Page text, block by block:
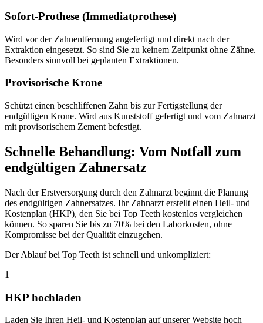
Sofort-Prothese (Immediatprothese)
Wird vor der Zahnentfernung angefertigt und direkt nach der
Extraktion eingesetzt. So sind Sie zu keinem Zeitpunkt ohne Zähne.
Besonders sinnvoll bei geplanten Extraktionen.
Provisorische Krone
Schützt einen beschliffenen Zahn bis zur Fertigstellung der
endgültigen Krone. Wird aus Kunststoff gefertigt und vom Zahnarzt
mit provisorischem Zement befestigt.
Schnelle Behandlung: Vom Notfall zum
endgültigen Zahnersatz
Nach der Erstversorgung durch den Zahnarzt beginnt die Planung
des endgültigen Zahnersatzes. Ihr Zahnarzt erstellt einen Heil- und
Kostenplan (HKP), den Sie bei Top Teeth kostenlos vergleichen
können. So sparen Sie bis zu 70% bei den Laborkosten, ohne
Kompromisse bei der Qualität einzugehen.
Der Ablauf bei Top Teeth ist schnell und unkompliziert:
1
HKP hochladen
Laden Sie Ihren Heil- und Kostenplan auf unserer Website hoch